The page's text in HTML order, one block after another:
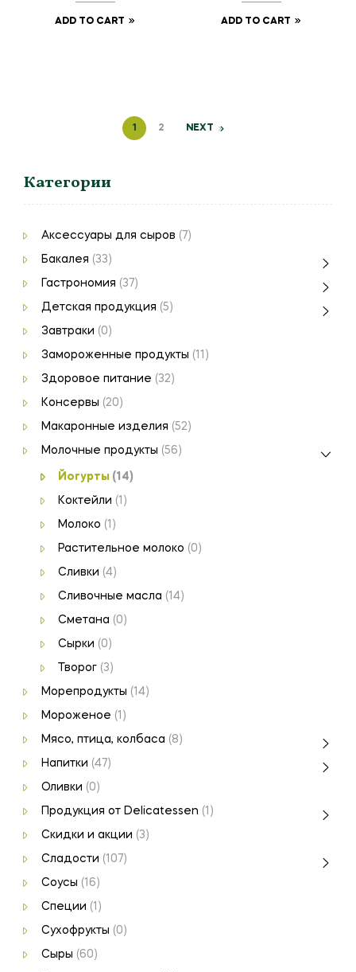
ADD TO CART ADD TO CART
1 2 NEXT
Категории
Аксессуары для сыров (7)
Бакалея (33)
Гастрономия (37)
Детская продукция (5)
Завтраки (0)
Замороженные продукты (11)
Здоровое питание (32)
Консервы (20)
Макаронные изделия (52)
Молочные продукты (56)
Йогурты (14)
Коктейли (1)
Молоко (1)
Растительное молоко (0)
Сливки (4)
Сливочные масла (14)
Сметана (0)
Сырки (0)
Творог (3)
Морепродукты (14)
Мороженое (1)
Мясо, птица, колбаса (8)
Напитки (47)
Оливки (0)
Продукция от Delicatessen (1)
Скидки и акции (3)
Сладости (107)
Соусы (16)
Специи (1)
Сухофрукты (0)
Сыры (60)